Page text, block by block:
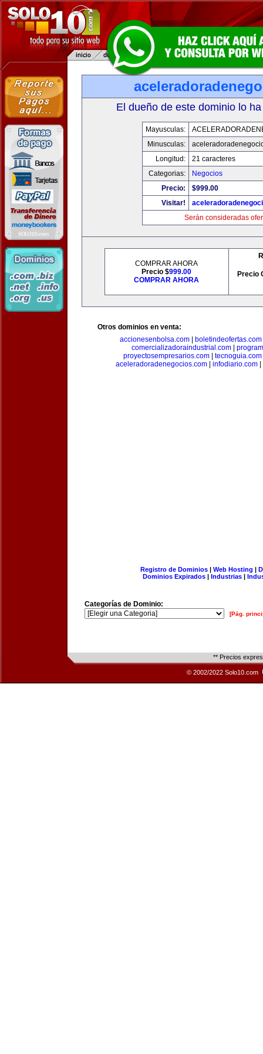
El dueño de este dominio lo
Mayusculas:
Minusculas:
Longitud:
21 caracteres
Categorias:
Negocios
Precio:
$999.00
Visitar!
Serán consideradas
COMPRAR AHORA
Precio $999.00
COMPRAR AHORA
Precio
Otros dominios en venta:
accionesenbolsa.com
boletindeofertas.com
comercializadoraindustrial.com
proyectosempresarios.com
tecnoguia.com
aceleradoradenegocios.com| infodiario.com|
Registro de Dominios| Web Hosting |
Dominios Expirados | Industrias |
Categorías de Dominio:
[Pág.
** Precios
© 2002/2022 Solo10.com